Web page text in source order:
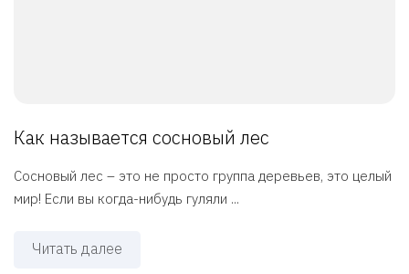
Как называется сосновый лес
Сосновый лес – это не просто группа деревьев, это целый
мир! Если вы когда-нибудь гуляли ...
Читать далее